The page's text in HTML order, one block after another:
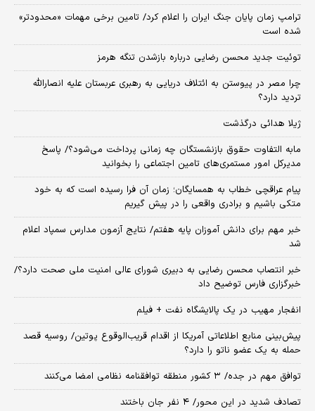
ترامپ زمان پایان جنگ ایران را اعلام کرد/ تامین برخی مهمات «محدودتر»
شده است
توئیت جدید محسن رضایی درباره بازشدن تنگه هرمز
چرا مصر در پیوستن به ائتلاف دریایی به رهبری عربستان علیه انصارالله
تردید دارد؟
ژیلا هدائی درگذشت
مابه التفاوت حقوق بازنشستگان چه زمانی پرداخت می‌شود؟/ پاسخ
مدیرکل امور مستمری‌های تامین اجتماعی را بخوانید
پیام عراقچی خطاب به همسایگان؛ زمان آن فرا رسیده است که به خود
متکی باشیم و برادری واقعی را در پیش گیریم
خبر مهم برای دانش آموزان پایه هفتم/ نتایج آزمون مدارس سمپاد اعلام
شد
خبر انتصاب محسن رضایی به دبیری شورای عالی امنیت ملی صحت دارد؟/
خبرگزاری فارس توضیح داد
انفجار مهیب در یک پالایشگاه نفت + فیلم
پیش‌بینی منابع اطلاعاتی آمریکا از اقدام قریب‌الوقوع پوتین/ روسیه قصد
حمله به یک عضو ناتو را دارد؟
توافق مهم در جده/ ۳ کشور منطقه توافقنامه نظامی امضا می‌کنند
تصادف شدید در این محور/ ۴ نفر جان باختند